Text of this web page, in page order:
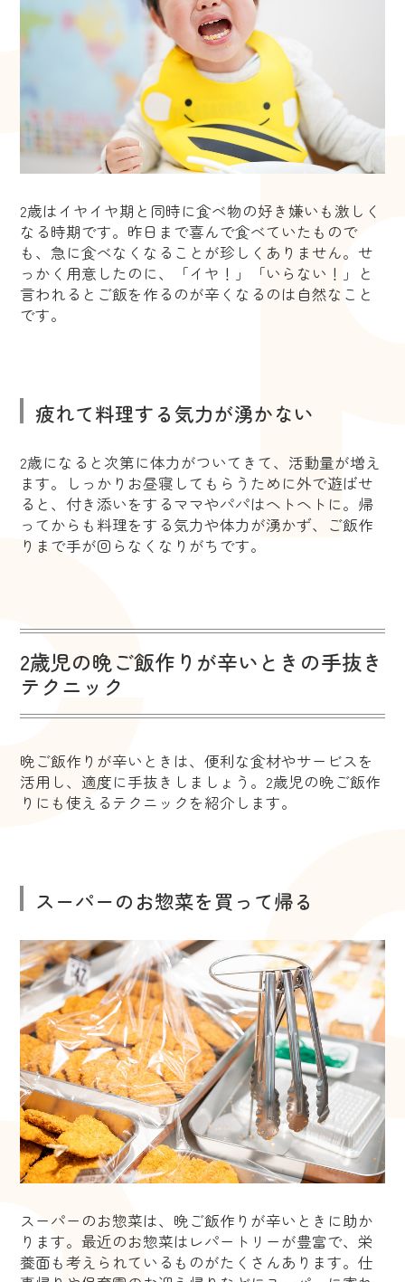
2歳はイヤイヤ期と同時に食べ物の好き嫌いも激しく
なる時期です。昨日まで喜んで食べていたもので
も、急に食べなくなることが珍しくありません。せ
っかく用意したのに、「イヤ！」「いらない！」と
言われるとご飯を作るのが辛くなるのは自然なこと
です。
疲れて料理する気力が湧かない
2歳になると次第に体力がついてきて、活動量が増え
ます。しっかりお昼寝してもらうために外で遊ばせ
ると、付き添いをするママやパパはヘトヘトに。帰
ってからも料理をする気力や体力が湧かず、ご飯作
りまで手が回らなくなりがちです。
2歳児の晩ご飯作りが辛いときの手抜き
テクニック
晩ご飯作りが辛いときは、便利な食材やサービスを
活用し、適度に手抜きしましょう。2歳児の晩ご飯作
りにも使えるテクニックを紹介します。
スーパーのお惣菜を買って帰る
スーパーのお惣菜は、晩ご飯作りが辛いときに助か
ります。最近のお惣菜はレパートリーが豊富で、栄
養面も考えられているものがたくさんあります。仕